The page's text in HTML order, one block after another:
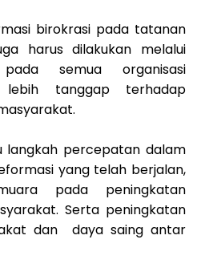
birokrasi pada tatanan
harus dilakukan melalui
semua organisasi
lebih tanggap terhadap
langkah percepatan dalam
yang telah berjalan,
pada peningkatan
Serta peningkatan
dan daya saing antar